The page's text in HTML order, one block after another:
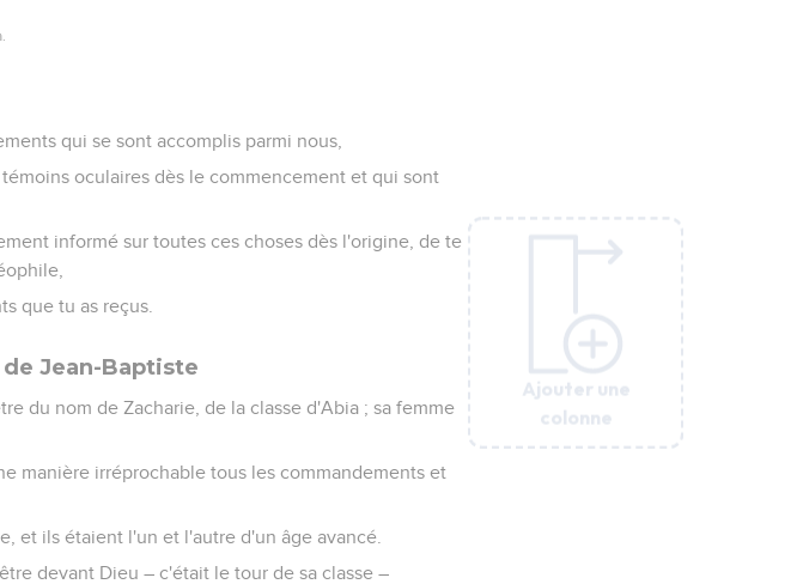
Ajouter une
colonne
qui se sont accomplis parmi nous,
oculaires dès le commencement et qui sont
informé sur toutes ces choses dès l'origine, de te
que tu as reçus.
Jean-Baptiste
du nom de Zacharie, de la classe d'Abia ; sa femme
manière irréprochable tous les commandements et
et ils étaient l'un et l'autre d'un âge avancé.
devant Dieu – c'était le tour de sa classe –
Ajouter une
colonne
Ajouter une
colonne
Ajouter une
colonne